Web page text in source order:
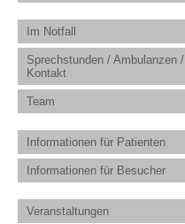
Im Notfall
Sprechstunden / Ambulanzen /
Kontakt
Team
Informationen für Patienten
Informationen für Besucher
Veranstaltungen